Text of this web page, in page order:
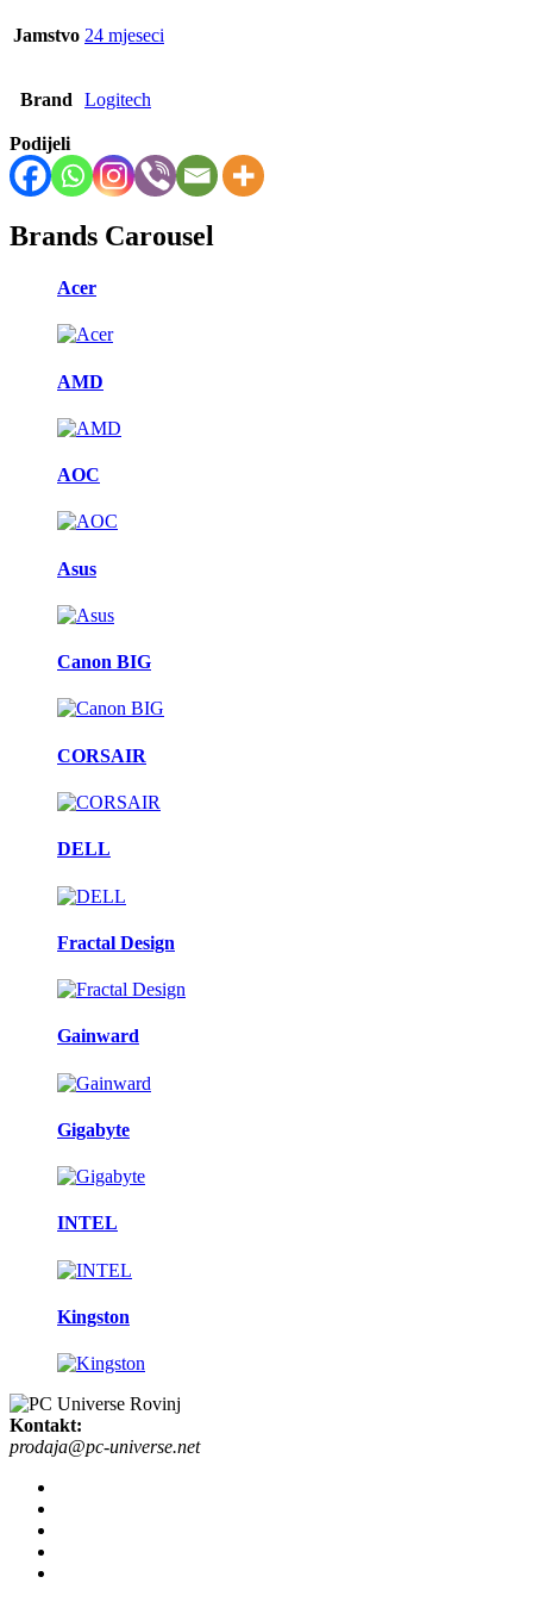
Jamstvo 24 mjeseci
Brand Logitech
Podijeli
Brands Carousel
Acer
AMD
AOC
Asus
Canon BIG
CORSAIR
DELL
Fractal Design
Gainward
Gigabyte
INTEL
Kingston
Kontakt:
prodaja@pc-universe.net